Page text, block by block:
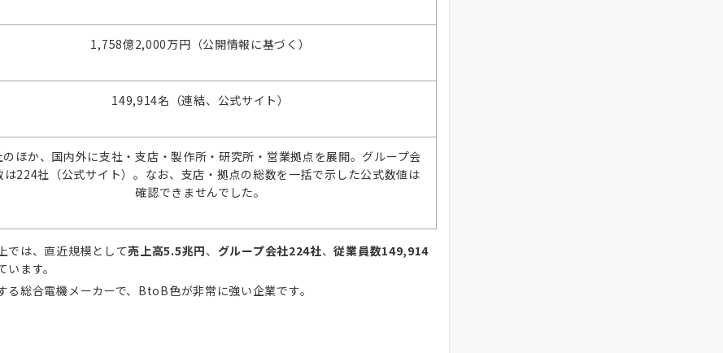
1,758億2,000万円（公開情報に基づく）
149,914名（連結、公式サイト）
のほか、国内外に支社・支店・製作所・研究所・営業拠点を展開。グループ会
は224社（公式サイト）。なお、支店・拠点の総数を一括で示した公式数値は
確認できませんでした。
では、直近規模として売上高5.5兆円、 グループ会社224社、従業員数149,914
ます。
る総合電機メーカーで、BtoB色が非常に強い企業です。